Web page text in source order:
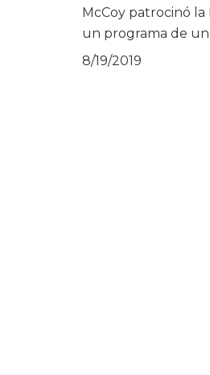
McCoy patrocinó la
un programa de un
8/19/2019